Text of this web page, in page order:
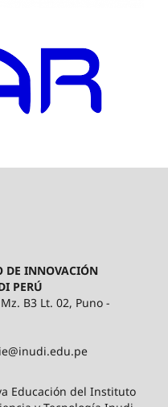
DE INNOVACIÓN
PERÚ
B3 Lt. 02, Puno -
Educación del Instituto